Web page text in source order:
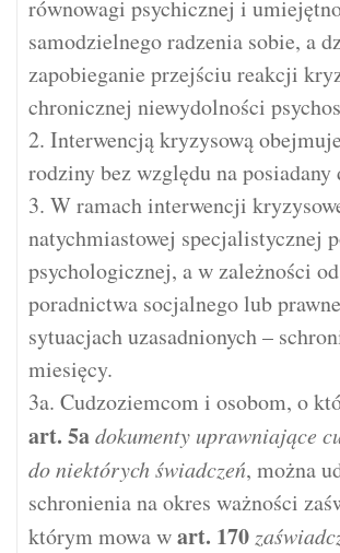
równowagi psychicznej i
samodzielnego radzenia sobie, a
zapobieganie przejściu reakcji
chronicznej niewydolności
2. Interwencją kryzysową
rodziny bez względu na posiadany
3. W ramach interwencji
natychmiastowej specjalistycznej
psychologicznej, a w zależności
poradnictwa socjalnego lub
sytuacjach uzasadnionych –
miesięcy.
3a. Cudzoziemcom i osobom, o
art. 5adokumenty uprawniające
do niektórych świadczeń, można
schronienia na okres ważności
którym mowa wart. 170